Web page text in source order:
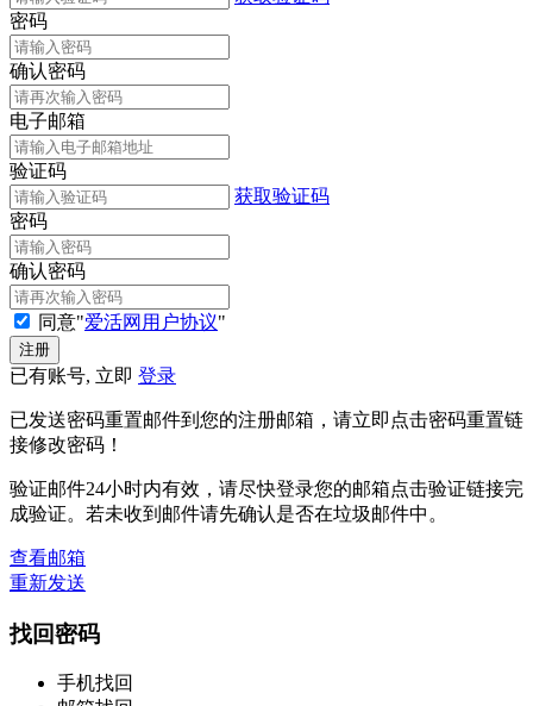
密码
确认密码
电子邮箱
验证码
获取验证码
密码
确认密码
同意"爱活网用户协议"
已有账号, 立即 登录
已发送密码重置邮件到您的注册邮箱，请立即点击密码重置链
接修改密码！
验证邮件24小时内有效，请尽快登录您的邮箱点击验证链接完
成验证。若未收到邮件请先确认是否在垃圾邮件中。
查看邮箱
重新发送
找回密码
手机找回